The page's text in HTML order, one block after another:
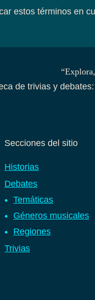
estos términos en
de trivias y
Secciones del sitio
Historias
Debates
Temáticas
Géneros musicales
Regiones
Trivias